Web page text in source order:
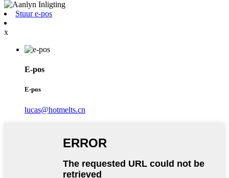
Stuur e-pos
x
E-pos
E-pos
lucas@hotmelts.cn